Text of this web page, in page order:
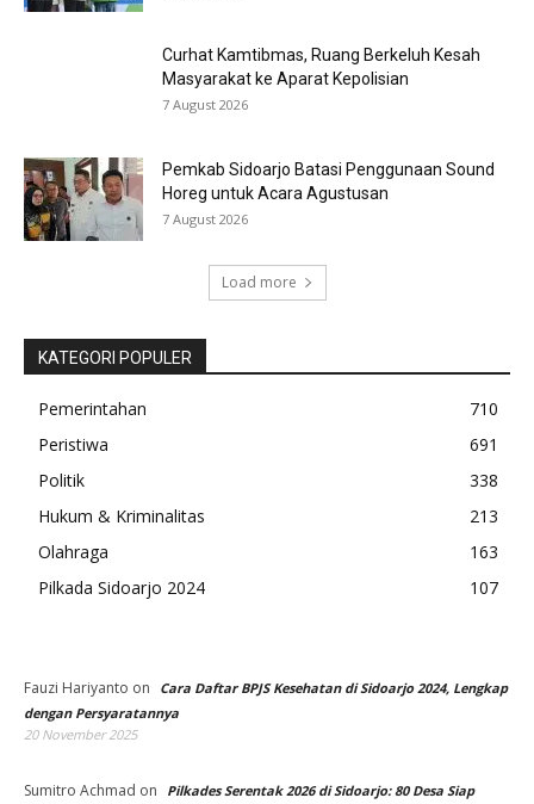
Curhat Kamtibmas, Ruang Berkeluh Kesah
Masyarakat ke Aparat Kepolisian
7 August 2026
Pemkab Sidoarjo Batasi Penggunaan Sound
Horeg untuk Acara Agustusan
7 August 2026
Load more
KATEGORI POPULER
Pemerintahan
710
Peristiwa
691
Politik
338
Hukum & Kriminalitas
213
Olahraga
163
Pilkada Sidoarjo 2024
107
Fauzi Hariyanto on
Cara Daftar BPJS Kesehatan di Sidoarjo 2024, Lengkap
dengan Persyaratannya
20 November 2025
Sumitro Achmad on
Pilkades Serentak 2026 di Sidoarjo: 80 Desa Siap